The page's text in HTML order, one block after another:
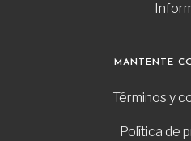
MANTENTE
Términos y
Política de